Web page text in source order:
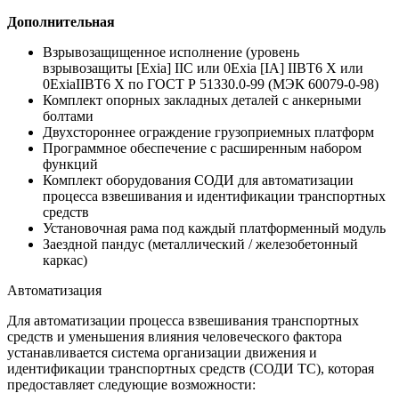
Дополнительная
Взрывозащищенное исполнение (уровень
взрывозащиты [Ехia] IIC или 0Ехiа [IA] IIBТ6 Х или
0ЕхiаIIBТ6 Х по ГОСТ Р 51330.0-99 (МЭК 60079-0-98)
Комплект опорных закладных деталей с анкерными
болтами
Двухстороннее ограждение грузоприемных платформ
Программное обеспечение с расширенным набором
функций
Комплект оборудования СОДИ для автоматизации
процесса взвешивания и идентификации транспортных
средств
Установочная рама под каждый платформенный модуль
Заездной пандус (металлический / железобетонный
каркас)
Автоматизация
Для автоматизации процесса взвешивания транспортных
средств и уменьшения влияния человеческого фактора
устанавливается система организации движения и
идентификации транспортных средств (СОДИ ТС), которая
предоставляет следующие возможности: